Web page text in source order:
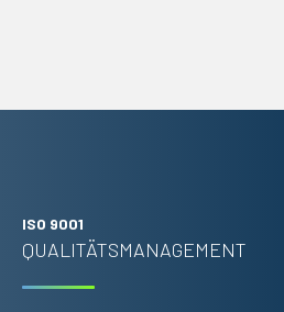
ISO 9001
QUALITÄTS­MANAGEMENT